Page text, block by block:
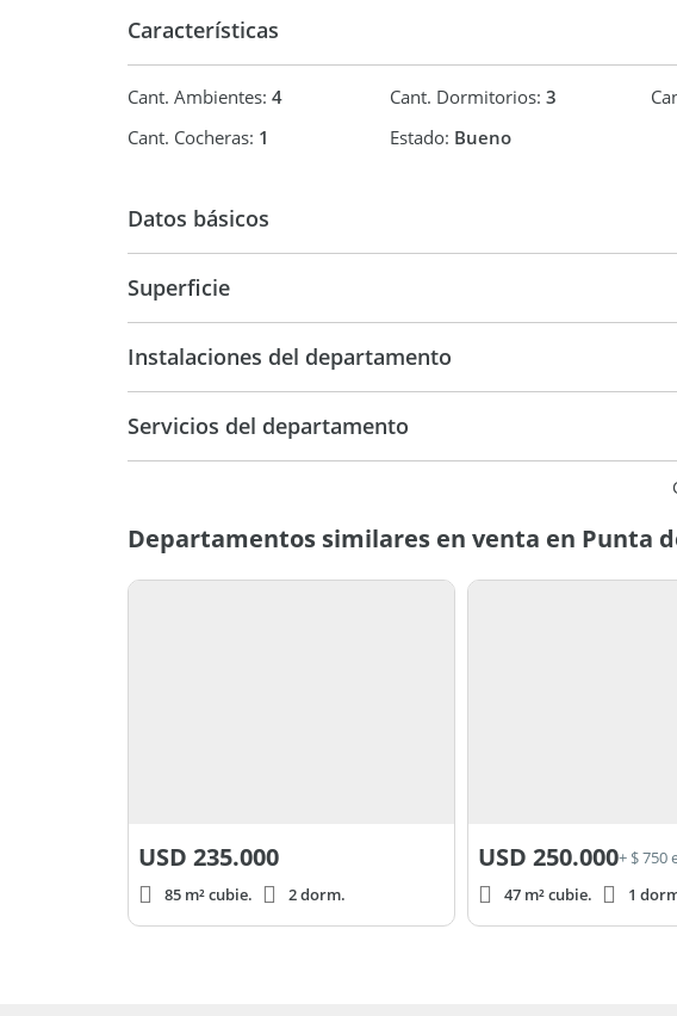
Características
Cant. Ambientes: 4 Cant. Dormitorios: 3
Cant. Cocheras: 1 Estado: Bueno
Datos básicos
Superficie
Instalaciones del departamento
Servicios del departamento
Departamentos similares en venta en Punta
USD 235.000
85 m² cubie. 2 dorm.
USD 250.000+ $ 750
47 m² cubie.
1